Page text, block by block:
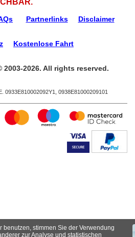
benutzen, stimmen Sie der Verwendung
zur Analyse und statistischen
Partnerlinks Disclaimer
Kostenlose Fahrt
2026. All rights reserved.
0933Ε810002092Υ1, 0938Ε81000209101